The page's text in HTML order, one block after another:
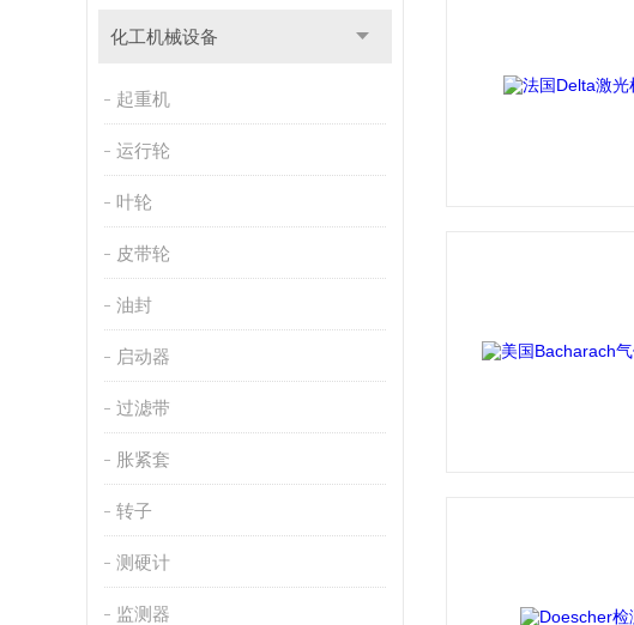
化工机械设备
起重机
运行轮
叶轮
皮带轮
油封
启动器
过滤带
胀紧套
转子
测硬计
监测器